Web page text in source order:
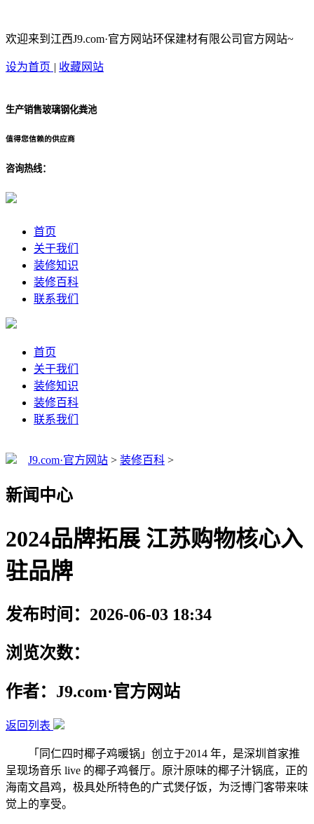
欢迎来到江西J9.com·官方网站环保建材有限公司官方网站~
设为首页 | 收藏网站
生产销售玻璃钢化粪池
值得您信赖的供应商
咨询热线：
首页
关于我们
装修知识
装修百科
联系我们
首页
关于我们
装修知识
装修百科
联系我们
J9.com·官方网站 > 装修百科 >
新闻中心
2024品牌拓展 江苏购物核心入
驻品牌
发布时间：2026-06-03 18:34
浏览次数：
作者：J9.com·官方网站
返回列表
「同仁四时椰子鸡暖锅」创立于2014 年，是深圳首家推
呈现场音乐 live 的椰子鸡餐厅。原汁原味的椰子汁锅底，正的
海南文昌鸡，极具处所特色的广式煲仔饭，为泛博门客带来味
觉上的享受。